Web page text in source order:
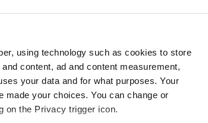
using technology such as cookies to store
content, ad and content measurement,
your data and for what purposes. Your
made your choices. You can change or
on the Privacy trigger icon.
Ort.
es
Was für ein schöner Ort!
Städtchen zum Bummeln.
Übersetzt von Google Original